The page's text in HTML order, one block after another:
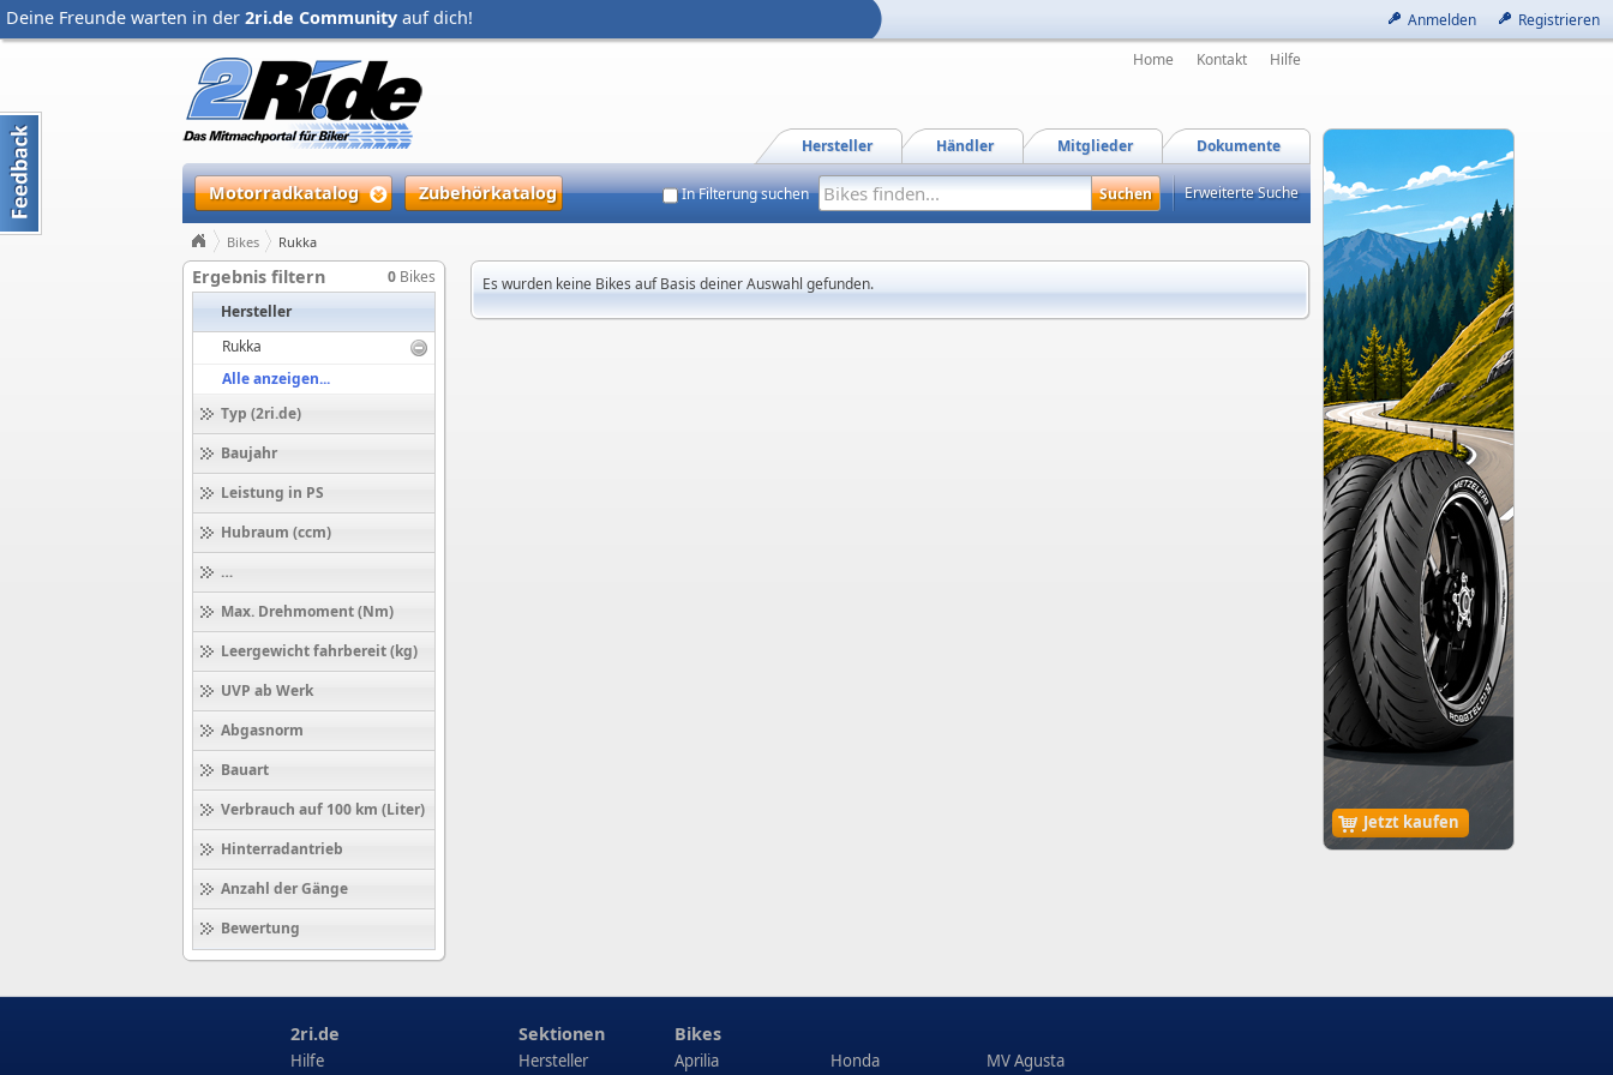
Anmelden Registrieren
Deine Freunde warten in der 2ri.de Community auf dich!
Jetzt kaufen
Home Kontakt Hilfe
Dokumente
Mitglieder
Händler
Hersteller
Motorradkatalog Zubehörkatalog Erweiterte Suche
In Filterung suchen
Bikes Rukka
Ergebnis filtern 0 Bikes
Hersteller
Rukka
Alle anzeigen...
Typ (2ri.de)
Baujahr
Leistung in PS
Hubraum (ccm)
Höchstgeschwindigkeit (km/h)
Max. Drehmoment (Nm)
Leergewicht fahrbereit (kg)
UVP ab Werk
Abgasnorm
Bauart
Verbrauch auf 100 km (Liter)
Hinterradantrieb
Anzahl der Gänge
Bewertung
Es wurden keine Bikes auf Basis deiner Auswahl gefunden.
2ri.de
Hilfe
Sektionen
Hersteller
Bikes
Aprilia
Honda
MV Agusta